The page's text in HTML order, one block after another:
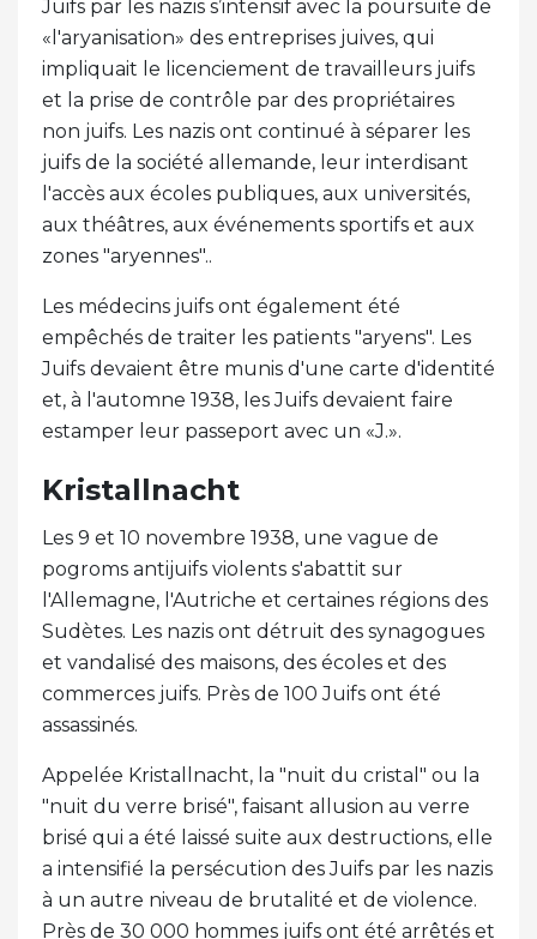
Juifs par les nazis s’intensif avec la poursuite de
«l'aryanisation» des entreprises juives, qui
impliquait le licenciement de travailleurs juifs
et la prise de contrôle par des propriétaires
non juifs. Les nazis ont continué à séparer les
juifs de la société allemande, leur interdisant
l'accès aux écoles publiques, aux universités,
aux théâtres, aux événements sportifs et aux
zones "aryennes"..
Les médecins juifs ont également été
empêchés de traiter les patients "aryens". Les
Juifs devaient être munis d'une carte d'identité
et, à l'automne 1938, les Juifs devaient faire
estamper leur passeport avec un «J.».
Kristallnacht
Les 9 et 10 novembre 1938, une vague de
pogroms antijuifs violents s'abattit sur
l'Allemagne, l'Autriche et certaines régions des
Sudètes. Les nazis ont détruit des synagogues
et vandalisé des maisons, des écoles et des
commerces juifs. Près de 100 Juifs ont été
assassinés.
Appelée Kristallnacht, la "nuit du cristal" ou la
"nuit du verre brisé", faisant allusion au verre
brisé qui a été laissé suite aux destructions, elle
a intensifié la persécution des Juifs par les nazis
à un autre niveau de brutalité et de violence.
Près de 30 000 hommes juifs ont été arrêtés et